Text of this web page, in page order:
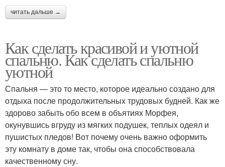
читать дальше →
Как сделать красивой и уютной
спальню. Как сделать спальню
уютной
Спальня — это то место, которое идеально создано для
отдыха после продолжительных трудовых будней. Как же
здорово забыть обо всем в объятиях Морфея,
окунувшись вгруду из мягких подушек, теплых одеял и
пушистых пледов! Вот почему очень важно оформить
эту комнату в доме так, чтобы она способствовала
качественному сну.